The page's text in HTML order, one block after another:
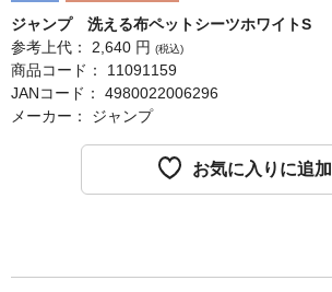
ジャンプ 洗える布ペットシーツホワイトS
参考上代： 2,640 円 (税込)
商品コード： 11091159
JANコード： 4980022006296
メーカー：
ジャンプ
お気に入りに追加